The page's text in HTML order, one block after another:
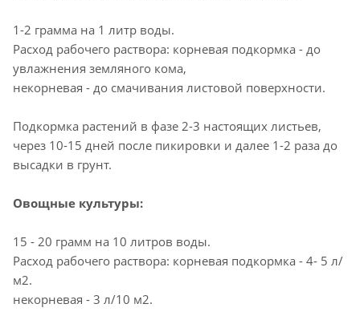
1-2 грамма на 1 литр воды.
Расход рабочего раствора: корневая подкормка - до
увлажнения земляного кома,
некорневая - до смачивания листовой поверхности.
Подкормка растений в фазе 2-3 настоящих листьев,
через 10-15 дней после пикировки и далее 1-2 раза до
высадки в грунт.
Овощные культуры:
15 - 20 грамм на 10 литров воды.
Расход рабочего раствора: корневая подкормка - 4- 5 л/
м2.
некорневая - 3 л/10 м2.